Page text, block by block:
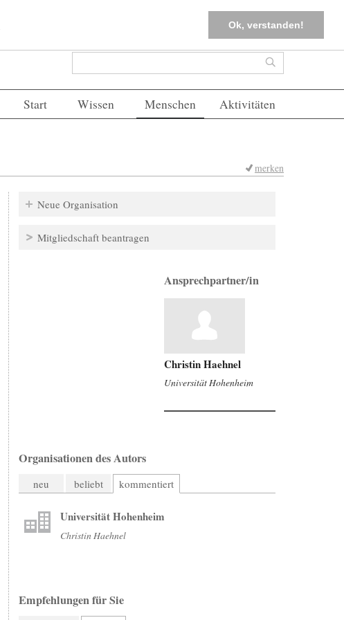
Ok, verstanden!
FAQs Einloggen
Suchformular Suche
Start Wissen Menschen Aktivitäten
merken
Neue Organisation
Mitgliedschaft beantragen
Ansprechpartner/in
Christin Haehnel
Universität Hohenheim
Organisationen des Autors
neu beliebt kommentiert
Universität Hohenheim
Christin Haehnel
Empfehlungen für Sie